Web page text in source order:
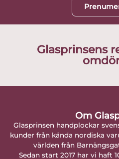
Glasprinsens
Om
Glasprinsen handplockar
kunder från kända nordiska
världen från
Sedan start 2017 har vi haft